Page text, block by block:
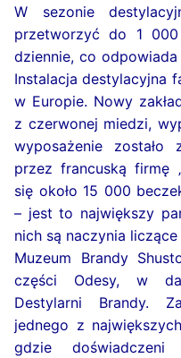
W sezonie
przetworzyć do 1
dziennie, co
Instalacja destylacyjna
w Europie. Nowy
z czerwonej miedzi,
wyposażenie zostało
przez francuską firmę
się około 15 000
– jest to największy
nich są naczynia
Muzeum Brandy
części Odesy, w
Destylarni Brandy.
jednego z
gdzie